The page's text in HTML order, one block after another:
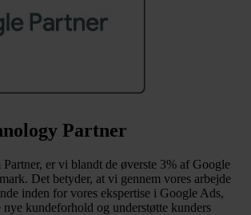
Partner
er vi blandt de øverste 3% af Google
Det betyder, at vi gennem vores arbejde
inden for vores ekspertise i Google Ads,
nye kundeforhold og understøtte kunders